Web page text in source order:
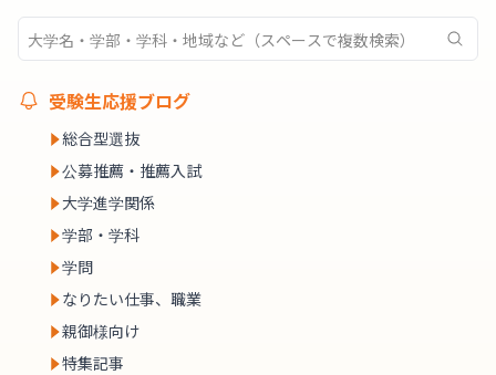
受験生応援ブログ
総合型選抜
公募推薦・推薦入試
大学進学関係
学部・学科
学問
なりたい仕事、職業
親御様向け
特集記事